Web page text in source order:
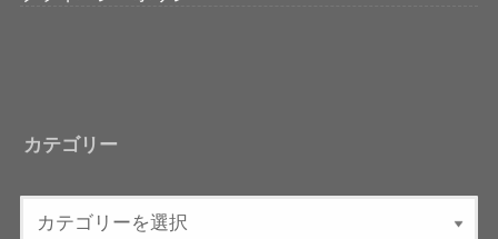
カテゴリー